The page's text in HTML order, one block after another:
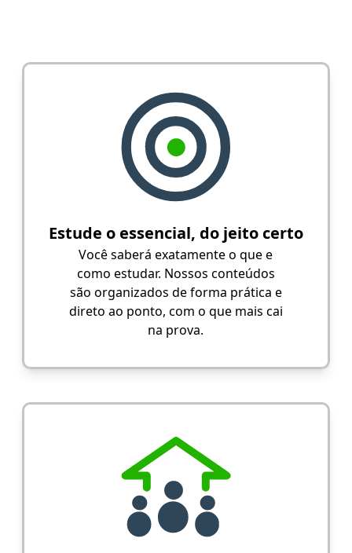
Estude o essencial, do jeito certo
Você saberá exatamente o que e
como estudar. Nossos conteúdos
são organizados de forma prática e
direto ao ponto, com o que mais cai
na prova.